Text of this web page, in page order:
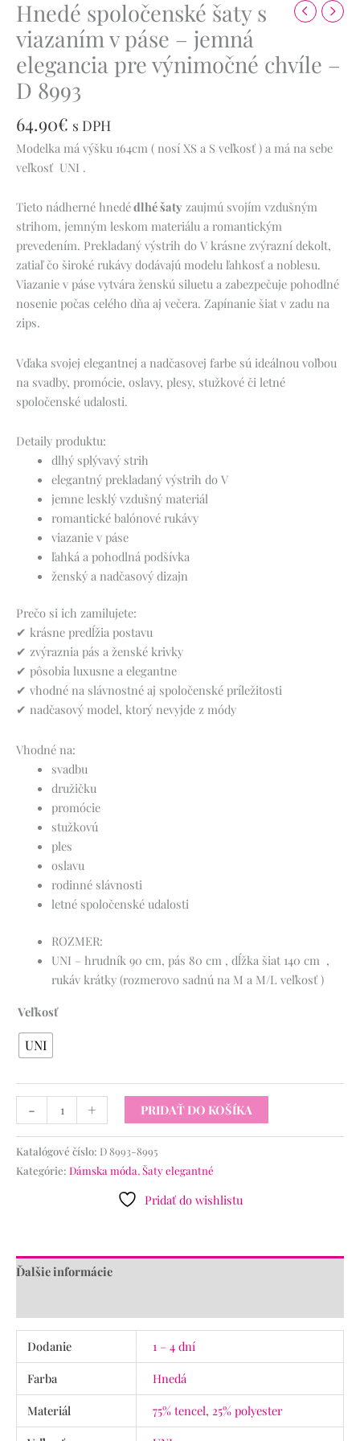
Hnedé spoločenské šaty s
viazaním v páse – jemná
elegancia pre výnimočné chvíle –
D 8993
64.90€ s DPH
Modelka má výšku 164cm ( nosí XS a S veľkosť ) a má na sebe
veľkosť UNI .
Tieto nádherné hnedédlhé šaty zaujmú svojím vzdušným
strihom, jemným leskom materiálu a romantickým
prevedením. Prekladaný výstrih do V krásne zvýrazní dekolt,
zatiaľ čo široké rukávy dodávajú modelu ľahkosť a noblesu.
Viazanie v páse vytvára ženskú siluetu a zabezpečuje pohodlné
nosenie počas celého dňa aj večera. Zapínanie šiat v zadu na
zips.
Vďaka svojej elegantnej a nadčasovej farbe sú ideálnou voľbou
na svadby, promócie, oslavy, plesy, stužkové či letné
spoločenské udalosti.
Detaily produktu:
dlhý splývavý strih
elegantný prekladaný výstrih do V
jemne lesklý vzdušný materiál
romantické balónové rukávy
viazanie v páse
ľahká a pohodlná podšívka
ženský a nadčasový dizajn
Prečo si ich zamilujete:
✔ krásne predĺžia postavu
✔ zvýraznia pás a ženské krivky
✔ pôsobia luxusne a elegantne
✔ vhodné na slávnostné aj spoločenské príležitosti
✔ nadčasový model, ktorý nevyjde z módy
Vhodné na:
svadbu
družičku
promócie
stužkovú
ples
oslavu
rodinné slávnosti
letné spoločenské udalosti
ROZMER:
UNI – hrudník 90 cm, pás 80 cm , dĺžka šiat 140 cm ,
rukáv krátky (rozmerovo sadnú na M a M/L veľkosť )
Veľkosť
UNI
- + PRIDAŤ DO KOŠÍKA
Katalógové číslo: D 8993-8995
Kategórie: Dámska móda,Šaty elegantné
Pridať do wishlistu
Ďalšie informácie
Dodanie
1 – 4 dní
Farba
Hnedá
Materiál
75% tencel, 25% polyester